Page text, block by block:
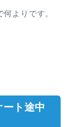
よりです。
ト途中